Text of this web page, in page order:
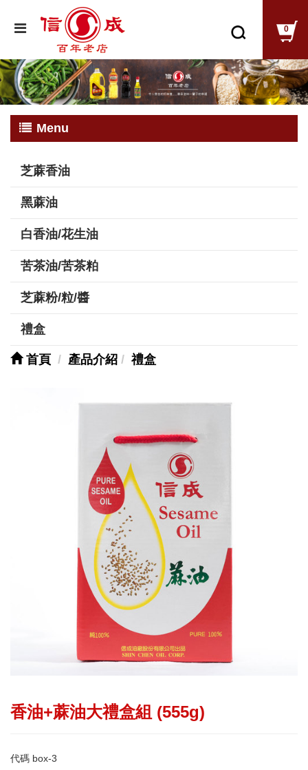
0
Menu
芝蔴香油
黑蔴油
白香油/花生油
苦茶油/苦茶粕
芝蔴粉/粒/醬
禮盒
首頁 產品介紹 禮盒
香油+蔴油大禮盒組 (555g)
代碼 box-3